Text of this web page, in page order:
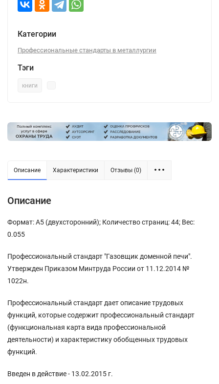
Категории
Профессиональные стандарты в металлургии
Тэги
книги
Описание Характеристики Отзывы (0)
Описание
Формат: А5 (двухсторонний); Количество страниц: 44; Вес:
0.055
Профессиональный стандарт "Газовщик доменной печи".
Утвержден Приказом Минтруда России от 11.12.2014 №
1022н.
Профессиональный стандарт дает описание трудовых
функций, которые содержит профессиональный стандарт
(функциональная карта вида профессиональной
деятельности) и характеристику обобщенных трудовых
функций.
Введен в действие - 13.02.2015 г.